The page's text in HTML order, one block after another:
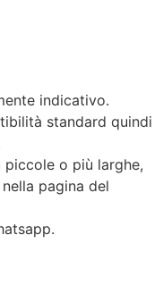
indicativo.
standard quindi
piccole o più larghe,
pagina del